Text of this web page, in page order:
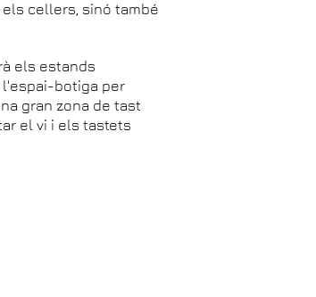
cellers, sinó també
els estands
l'espai-botiga per
gran zona de tast
el vi i els tastets